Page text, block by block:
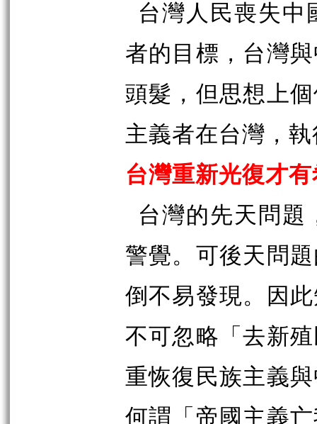
台灣人民喪失中
者的目標，台灣
頭髮，但思想上
主義者在台灣，
台灣重新光復才
台灣的先天問題
警覺。可後天問
倒不易發現。因
不可忽略「去新
重恢復民族主義
何謂「帝國主義